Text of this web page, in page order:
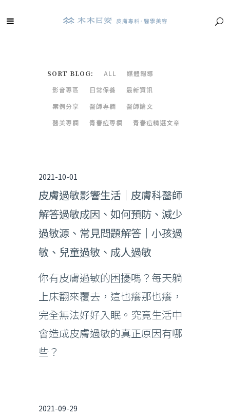
SORT BLOG: ALL
媒體報導
影音專區
日常保養
最新資訊
案例分享
醫師專欄
醫師論文
醫美專欄
青春痘專欄 青春痘精選文章
2021-10-01
皮膚過敏影響生活｜皮膚科醫師
解答過敏成因、如何預防、減少
過敏源、常見問題解答｜小孩過
敏、兒童過敏、成人過敏
你有皮膚過敏的困擾嗎？每天躺
上床翻來覆去，這也癢那也癢，
完全無法好好入眠。究竟生活中
會造成皮膚過敏的真正原因有哪
些？
2021-09-29